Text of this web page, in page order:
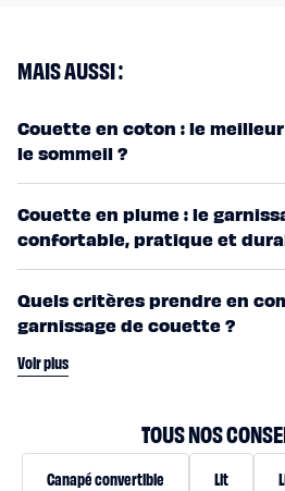
MAIS AUSSI :
Couette en coton : le
le sommeil ?
Couette en plume : le
confortable, pratique et
Quels critères prendre en
garnissage de couette ?
Voir plus
TOUS NOS
Canapé convertible Lit